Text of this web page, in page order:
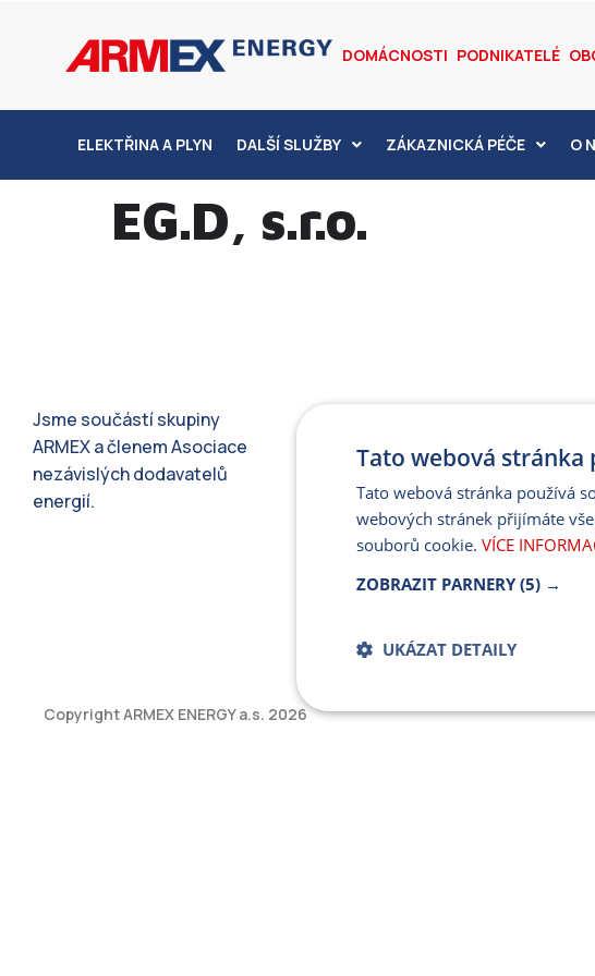
DOMÁCNOSTI PODNIKATELÉ
ELEKTŘINA A PLYN DALŠÍ SLUŽBY ZÁKAZNICKÁ PÉČE O
EG.D, s.r.o.
Jsme součástí skupiny
ARMEX a členem Asociace
nezávislých dodavatelů
energií.
Copyright ARMEX ENERGY a.s. 2026
Tato webová stránka
Tato webová stránka používá
webových stránek přijímáte
souborů cookie. VÍCE
ZOBRAZIT PARNERY (5) →
UKÁZAT DETAILY
Bezpodmínečně nutné